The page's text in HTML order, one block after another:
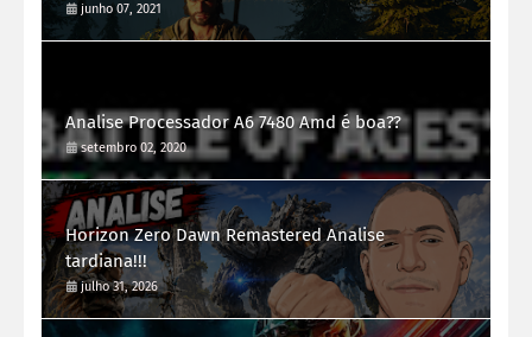
junho 07, 2021
Analise Processador A6 7480 Amd é boa??
setembro 02, 2020
Horizon Zero Dawn Remastered Analise
tardiana!!!
julho 31, 2026